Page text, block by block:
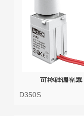
可控硅调光器
D350S